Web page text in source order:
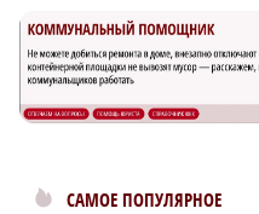
САМОЕ ПОПУЛЯРНОЕ